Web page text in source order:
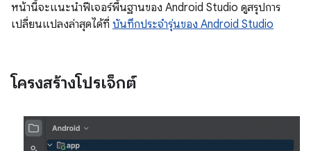
หน้านี้จะแนะนำฟีเจอร์พื้นฐานของ Android Studio ดูสรุปการ
เปลี่ยนแปลงล่าสุดได้ที่ บันทึกประจำรุ่นของ Android Studio
โครงสร้างโปรเจ็กต์